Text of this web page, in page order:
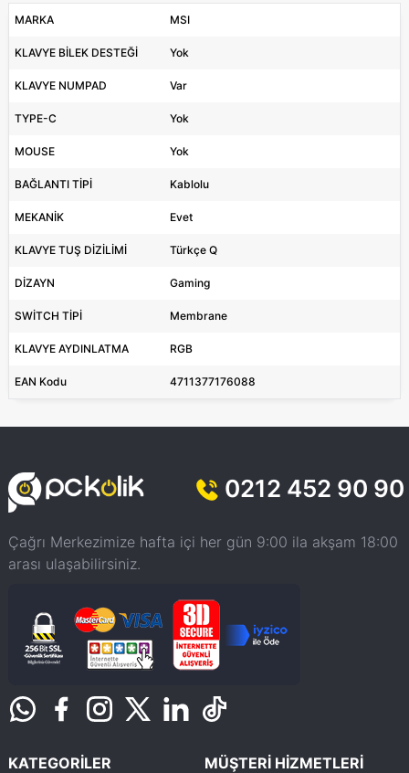
MARKA MSI
KLAVYE BİLEK DESTEĞİ Yok
KLAVYE NUMPAD Var
TYPE-C Yok
MOUSE Yok
BAĞLANTI TİPİ Kablolu
MEKANİK Evet
KLAVYE TUŞ DİZİLİMİ Türkçe Q
DİZAYN Gaming
SWİTCH TİPİ Membrane
KLAVYE AYDINLATMA RGB
EAN Kodu 4711377176088
0212 452 90 90
Çağrı Merkezimize hafta içi her gün 9:00 ila akşam 18:00
arası ulaşabilirsiniz.
KATEGORİLER
MÜŞTERİ HİZMETLERİ